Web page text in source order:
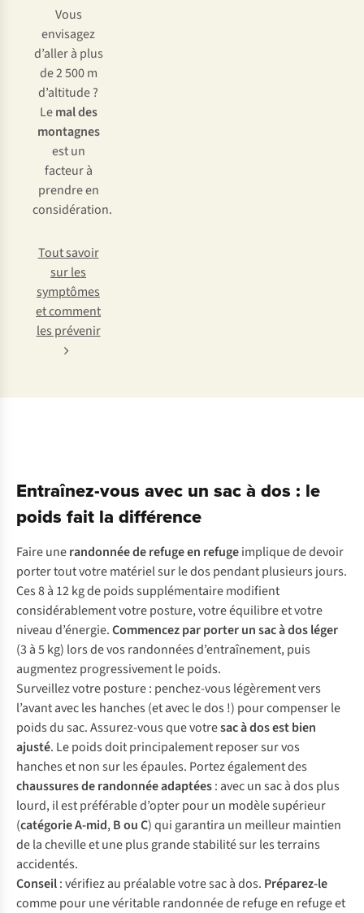
Vous
envisagez
d’aller à plus
de 2 500 m
d’altitude ?
Lemal des
montagnes
est un
facteur à
prendre en
considération.
Tout savoir
sur les
symptômes
et comment
les prévenir
Entraînez-vous avec un sac à dos : le
poids fait la différence
Faireunerandonnéederefugeen refugeimpliquededevoir
portertoutvotrematérielsurledos pendantplusieurs jours.
Ces8 à 12 kg depoidssupplémentairemodifient
considérablementvotreposture,votreéquilibreetvotre
niveaud’énergie.Commencezparporterunsacàdosléger
(3 à 5kg) lorsdevos randonnéesd’entraînement,puis
augmentezprogressivementlepoids.
Surveillezvotreposture: penchez-vous légèrementvers
l’avantavecles hanches (etavecledos !) pourcompenserle
poidsdusac.Assurez-vousquevotresacàdosestbien
ajusté. Lepoidsdoitprincipalementreposersurvos
hanchesetnonsurlesépaules. Portezégalementdes
chaussuresderandonnéeadaptées: avecunsacàdos plus
lourd,ilestpréférabled’opterpourun modèlesupérieur
(catégorieA-mid,B ou C)qui garantira un meilleurmaintien
de lachevilleetuneplus grandestabilitésurlesterrains
accidentés.
Conseil:vérifiezau préalablevotresacàdos. Préparez-le
commepourunevéritablerandonnéederefugeen refugeet